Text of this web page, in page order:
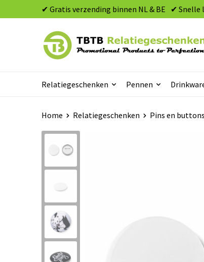
✔ Gratis verzending binnen NL & BE ✔ Snelle
Relatiegeschenken Pennen
Home Relatiegeschenken Pins en buttons